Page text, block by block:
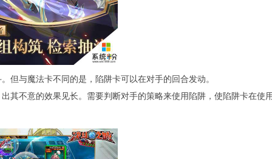
但与魔法卡不同的是，陷阱卡可以在对手的回合发动。
其不意的效果见长。需要判断对手的策略来使用陷阱，使陷阱卡在使